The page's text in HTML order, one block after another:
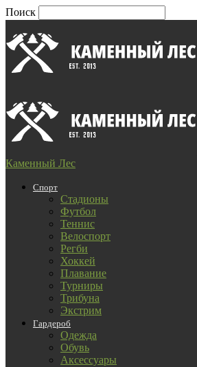
Поиск
Каменный Лес
Спорт
Стадионы
Футбол
Теннис
Велоспорт
Регби
Хоккей
Плавание
Турниры
Трибуна
Экстрим
Гардероб
Одежда
Обувь
Аксессуары